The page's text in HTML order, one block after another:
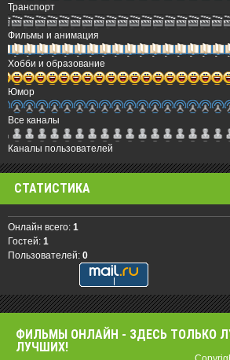
Транспорт
Фильмы и анимация
Хобби и образование
Юмор
Все каналы
Каналы пользователей
СТАТИСТИКА
Онлайн всего: 1
Гостей: 1
Пользователей: 0
ФИЛЬМЫ OНЛАЙН - ЗДЕСЬ ТОЛЬКО
ЛУЧШИХ!